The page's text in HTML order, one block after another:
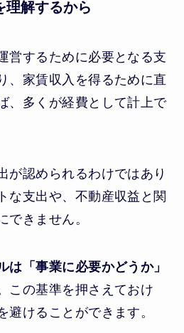
理解するから
営するために必要となる支
、家賃収入を得るために直
、多くが経費として計上で
が認められるわけではあり
な支出や、不動産収益と関
できません。
は「事業に必要かどうか」
この基準を押さえておけ
避けることができます。